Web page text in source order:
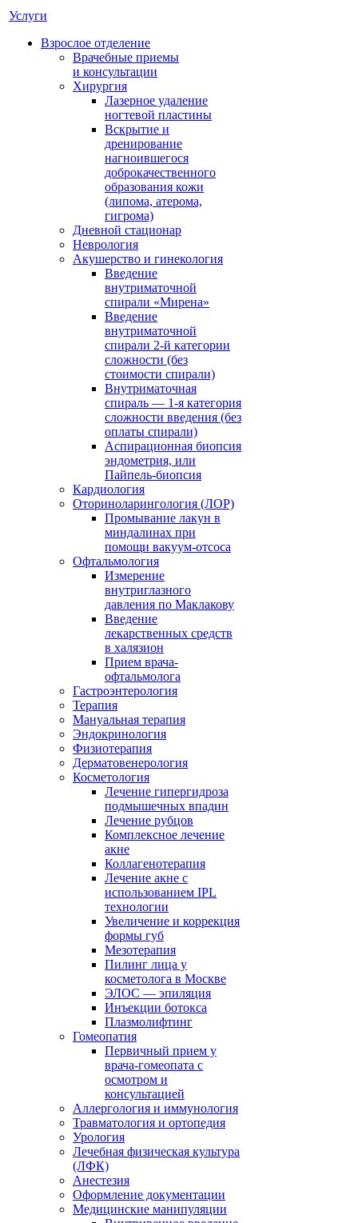
Услуги
Взрослое отделение
Врачебные приемы
и консультации
Хирургия
Лазерное удаление
ногтевой пластины
Вскрытие и
дренирование
нагноившегося
доброкачественного
образования кожи
(липома, атерома,
гигрома)
Дневной стационар
Неврология
Акушерство и гинекология
Введение
внутриматочной
спирали «Мирена»
Введение
внутриматочной
спирали 2-й категории
сложности (без
стоимости спирали)
Внутриматочная
спираль — 1-я категория
сложности введения (без
оплаты спирали)
Аспирационная биопсия
эндометрия, или
Пайпель-биопсия
Кардиология
Оториноларингология (ЛОР)
Промывание лакун в
миндалинах при
помощи вакуум-отсоса
Офтальмология
Измерение
внутриглазного
давления по Маклакову
Введение
лекарственных средств
в халязион
Прием врача-
офтальмолога
Гастроэнтерология
Терапия
Мануальная терапия
Эндокринология
Физиотерапия
Дерматовенерология
Косметология
Лечение гипергидроза
подмышечных впадин
Лечение рубцов
Комплексное лечение
акне
Коллагенотерапия
Лечение акне с
использованием IPL
технологии
Увеличение и коррекция
формы губ
Мезотерапия
Пилинг лица у
косметолога в Москве
ЭЛОС — эпиляция
Инъекции ботокса
Плазмолифтинг
Гомеопатия
Первичный прием у
врача-гомеопата с
осмотром и
консультацией
Аллергология и иммунология
Травматология и ортопедия
Урология
Лечебная физическая культура
(ЛФК)
Анестезия
Оформление документации
Медицинские манипуляции